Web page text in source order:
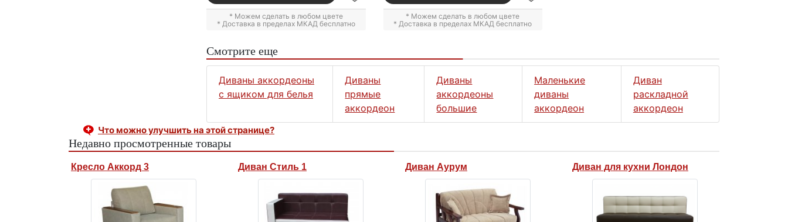
* Можем сделать в любом цвете
* Доставка в пределах МКАД бесплатно
* Можем сделать в любом цвете
* Доставка в пределах МКАД бесплатно
Смотрите еще
Диваны аккордеоны
с ящиком для белья
Диваны
прямые
аккордеон
Диваны
аккордеоны
большие
Маленькие
диваны
аккордеон
Диван
раскладной
аккордеон
Что можно улучшить на этой странице?
Недавно просмотренные товары
Кресло Аккорд 3 Диван Стиль 1 Диван Аурум Диван для кухни Лондон